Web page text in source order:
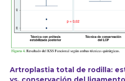
Artroplastia total de rodilla: